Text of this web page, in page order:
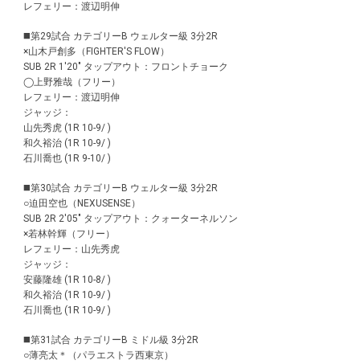
レフェリー：渡辺明伸
◼️第29試合 カテゴリーB ウェルター級 3分2R
×山木戸創多（FIGHTER'S FLOW）
SUB 2R 1'20" タップアウト：フロントチョーク
◯上野雅哉（フリー）
レフェリー：渡辺明伸
ジャッジ：
山先秀虎 (1R 10-9/ )
和久裕治 (1R 10-9/ )
石川喬也 (1R 9-10/ )
◼️第30試合 カテゴリーB ウェルター級 3分2R
○迫田空也（NEXUSENSE）
SUB 2R 2'05" タップアウト：クォーターネルソン
×若林幹輝（フリー）
レフェリー：山先秀虎
ジャッジ：
安藤隆雄 (1R 10-8/ )
和久裕治 (1R 10-9/ )
石川喬也 (1R 10-9/ )
◼️第31試合 カテゴリーB ミドル級 3分2R
○薄亮太＊（パラエストラ西東京）